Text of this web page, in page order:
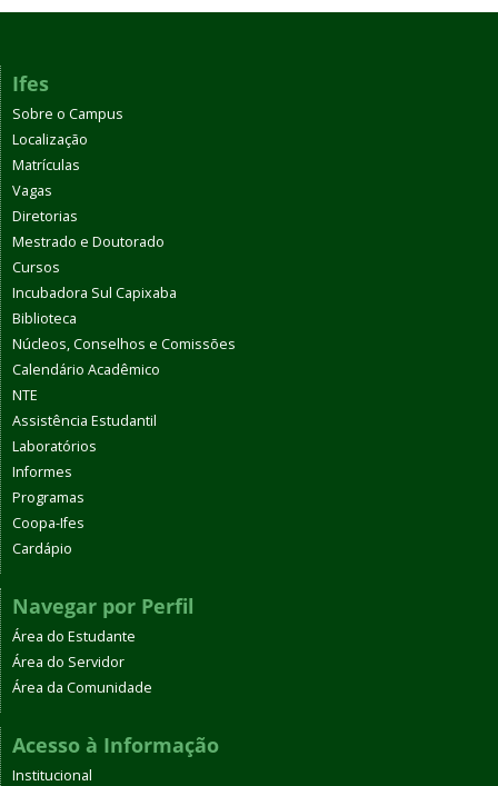
Ifes
Sobre o Campus
Localização
Matrículas
Vagas
Diretorias
Mestrado e Doutorado
Cursos
Incubadora Sul Capixaba
Biblioteca
Núcleos, Conselhos e Comissões
Calendário Acadêmico
NTE
Assistência Estudantil
Laboratórios
Informes
Programas
Coopa-Ifes
Cardápio
Navegar por Perfil
Área do Estudante
Área do Servidor
Área da Comunidade
Acesso à Informação
Institucional